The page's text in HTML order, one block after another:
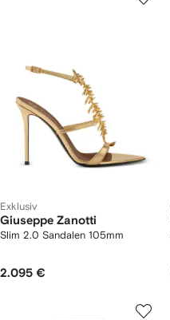
Exklusiv
Giuseppe Zanotti
Slim 2.0 Sandalen 105mm
2.095 €